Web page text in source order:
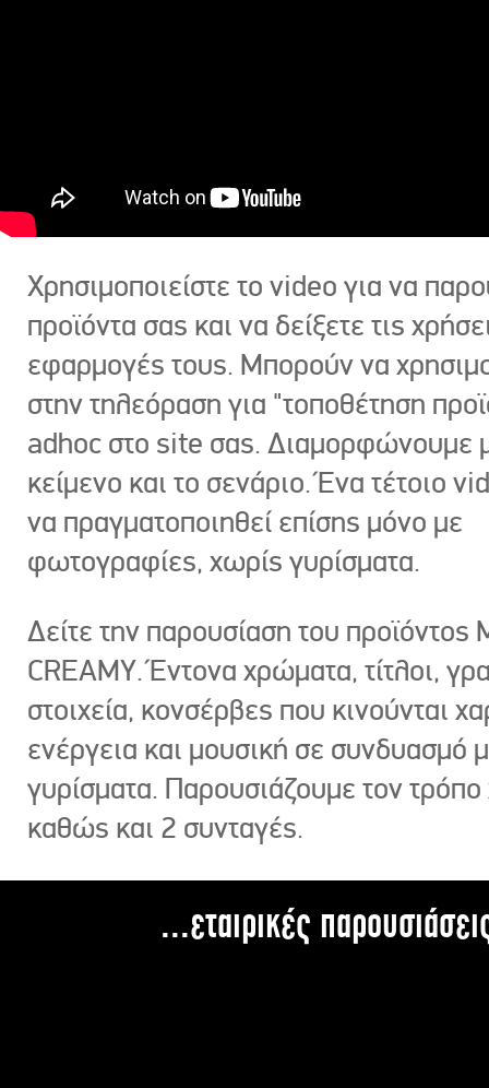
Χρησιμοποιείστε το video για να
προϊόντα σας και να δείξετε τις
εφαρμογές τους. Μπορούν να
στην τηλεόραση για "τοποθέτηση
adhoc στο site σας. Διαμορφώνουμε
κείμενο και το σενάριο. Ένα τέτοιο
να πραγματοποιηθεί επίσης μόνο με
φωτογραφίες, χωρίς γυρίσματα.
Δείτε την παρουσίαση του προϊόντος
CREAMY. Έντονα χρώματα, τίτλοι,
στοιχεία, κονσέρβες που κινούνται
ενέργεια και μουσική σε συνδυασμό
γυρίσματα. Παρουσιάζουμε τον
καθώς και 2 συνταγές.
...εταιρικές